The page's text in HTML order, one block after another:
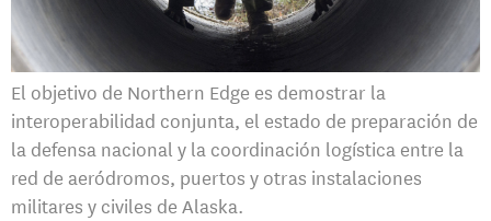
El objetivo de Northern Edge es demostrar la
interoperabilidad conjunta, el estado de preparación de
la defensa nacional y la coordinación logística entre la
red de aeródromos, puertos y otras instalaciones
militares y civiles de Alaska.